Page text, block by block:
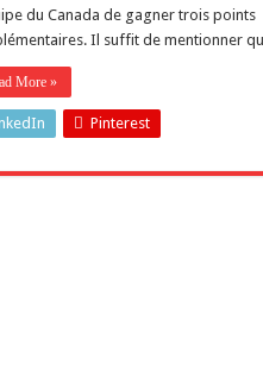
du Canada de gagner trois points
Il suffit de mentionner
More »
Pinterest